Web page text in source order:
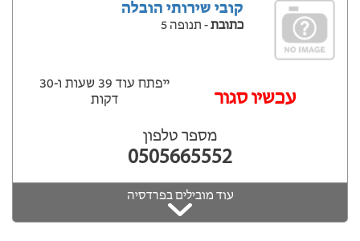
קובי שירותי הובלה
כתובת- תנופה 5
עכשיו סגור
ייפתח עוד 39 שעות ‫ו-30
דקות
מספר טלפון
0505665552
עוד מובילים בפרדסיה